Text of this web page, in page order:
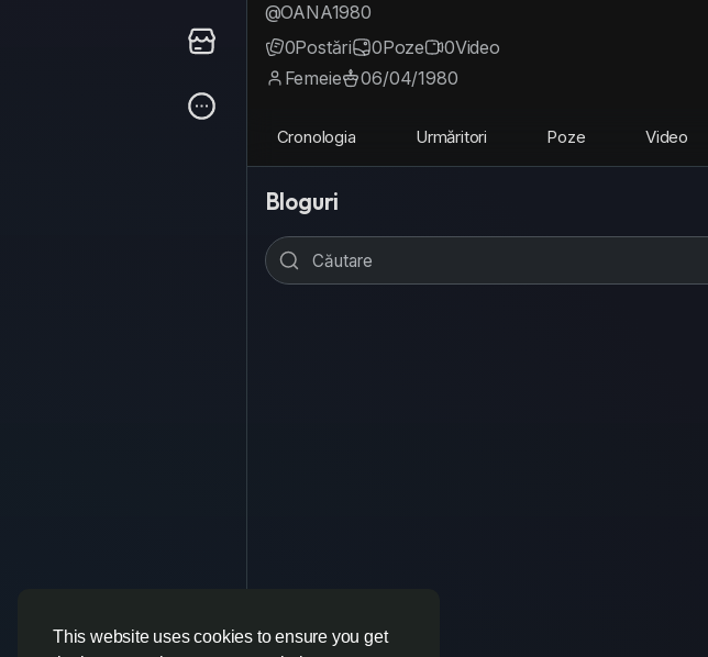
This website uses cookies to ensure you get
@OANA1980
0Postări 0Poze 0Video
Femeie
06/04/1980
Cronologia Urmăritori Poze Video
Bloguri